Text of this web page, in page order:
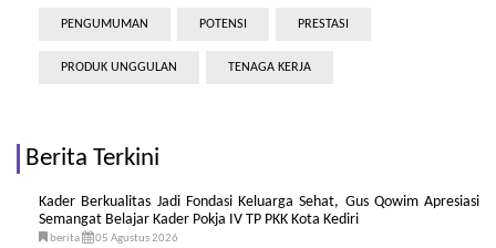
PENGUMUMAN POTENSI PRESTASI
PRODUK UNGGULAN TENAGA KERJA
Berita Terkini
Kader Berkualitas Jadi Fondasi Keluarga Sehat, Gus Qowim Apresiasi
Semangat Belajar Kader Pokja IV TP PKK Kota Kediri
berita 05 Agustus 2026